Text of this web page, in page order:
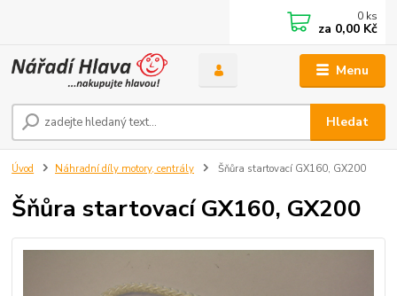
Menu
Hledat
0 ks
za 0,00 Kč
Úvod Náhradní díly motory, centrály Šňůra startovací GX160, GX200
Šňůra startovací GX160, GX200